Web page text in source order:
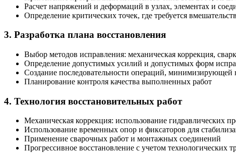
Расчет напряжений и деформаций в узлах, элементах и
Определение критических точек, где требуется
3. Разработка плана восстановления
Выбор методов исправления: механическая коррекция,
Определение допустимых усилий и допустимых форм
Создание последовательности операций, минимизирующей
Планирование контроля качества выполненных работ
4. Технология восстановительных работ
Механическая коррекция: использование гидравлических
Использование временных опор и фиксаторов для
Применение сварочных работ и монтажных соединений
Прогрессивное восстановление с учетом технологических